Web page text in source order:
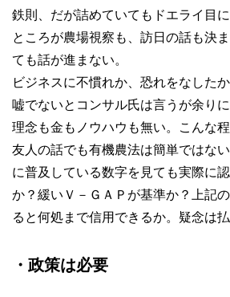
鉄則、だが詰めていてもドエライ目に
ところが農場視察も、訪日の話も決
ても話が進まない。
ビジネスに不慣れか、恐れをなした
嘘でないとコンサル氏は言うが余り
理念も金もノウハウも無い。こんな程
友人の話でも有機農法は簡単ではな
に普及している数字を見ても実際に
か？緩いＶ－ＧＡＰが基準か？上記
ると何処まで信用できるか。疑念は払
・政策は必要